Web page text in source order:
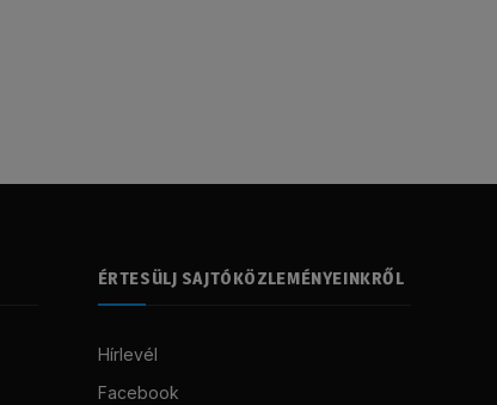
ÉRTESÜLJ SAJTÓKÖZLEMÉNYEINKRŐL
Hírlevél
Facebook